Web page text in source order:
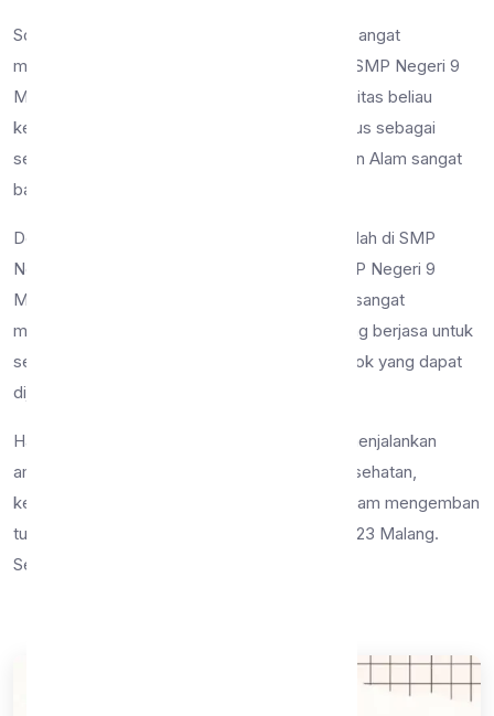
Sosok keibuan yang dicerminkan oleh beliau sangat
memberikan inspirasi bagi guru-guru muda di SMP Negeri 9
Malang. Tidak luput juga kedisiplinan dan loyalitas beliau
ketika menduduki jabatan di kurikulum sekaligus sebagai
seorang guru mata pelajaran Ilmu Pengetahuan Alam sangat
baik.
Dengan jabatan barunya sebagai Kepala Sekolah di SMP
Negeri 23 Malang, seluruh keluarga besar SMP Negeri 9
Malang tentunya merasakan kehilangan yang sangat
mendalam karena ditinggalkan oleh sosok yang berjasa untuk
sekolah, sosok yang menginspirasi, serta sosok yang dapat
dijadikan sebagai panutan.
Harapan kedepannya, semoga beliau dapat menjalankan
amanah baru tersebut dan selalu diberikan kesehatan,
kemudahan, kelancaran, serta keberkahan dalam mengemban
tugas sebagai Kepala Sekolah di SMP Negeri 23 Malang.
Selamat bertugas di tempat yang baru, Ibu.